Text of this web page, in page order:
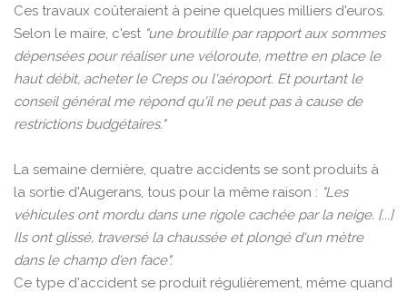
Ces travaux coûteraient à peine quelques milliers d'euros.
Selon le maire, c'est "une broutille par rapport aux sommes
dépensées pour réaliser une véloroute, mettre en place le
haut débit, acheter le Creps ou l'aéroport. Et pourtant le
conseil général me répond qu'il ne peut pas à cause de
restrictions budgétaires."
La semaine dernière, quatre accidents se sont produits à
la sortie d'Augerans, tous pour la même raison : "Les
véhicules ont mordu dans une rigole cachée par la neige. [...]
Ils ont glissé, traversé la chaussée et plongé d'un mètre
dans le champ d'en face".
Ce type d'accident se produit régulièrement, même quand